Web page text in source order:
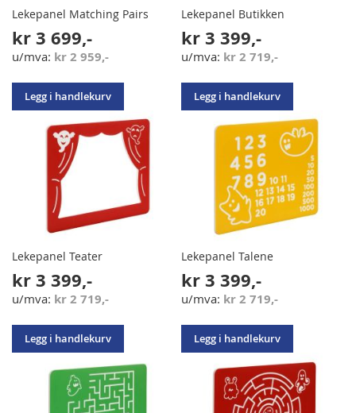
Lekepanel Matching Pairs
kr 3 699,-
kr 2 959,-
Legg i handlekurv
Lekepanel Butikken
kr 3 399,-
kr 2 719,-
Legg i handlekurv
Lekepanel Teater
kr 3 399,-
kr 2 719,-
Legg i handlekurv
Lekepanel Talene
kr 3 399,-
kr 2 719,-
Legg i handlekurv